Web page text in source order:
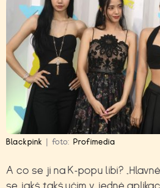
Blackpink | foto: Profimedia
A co se jí na K-popu líbí?
se jakš takš učím v jedné